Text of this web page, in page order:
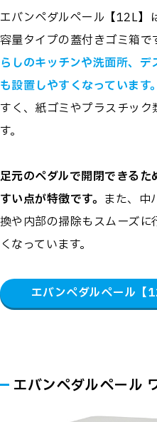
エバンペダルペール【12L】
容量タイプの蓋付きゴミ箱で
らしのキッチンや洗面所、
も設置しやすくなっています。
すく、紙ゴミやプラスチッ
す。
足元のペダルで開閉できる
すい点が特徴です。 また、中
換や内部の掃除もスムーズ
くなっています。
エバンペダルペール【
エバンペダルペール